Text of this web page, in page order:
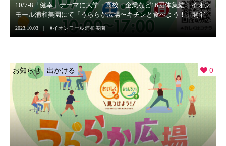
10/7-8「健幸」テーマに大学・高校・企業など16団体集結！イオン
モール浦和美園にて「うららか広場〜キチンと食べよう！」開催
2023.10.03 イオンモール浦和美園
お知らせ 出かける 0